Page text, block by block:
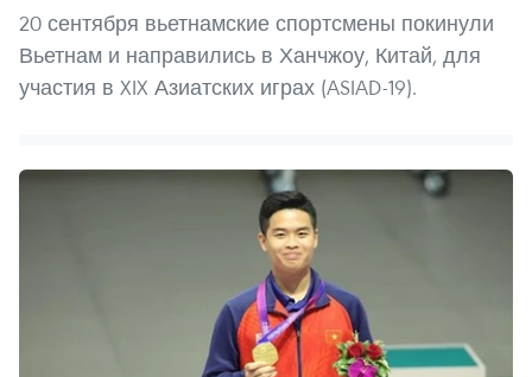
20 сентября вьетнамские спортсмены покинули
Вьетнам и направились в Ханчжоу, Китай, для
участия в XIX Азиатских играх (ASIAD-19).